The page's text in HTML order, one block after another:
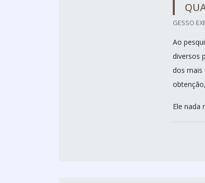
GESSO
Ao
diversos
dos mais
Ele nada